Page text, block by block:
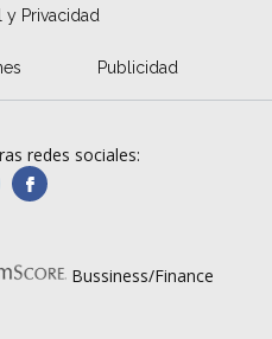
y Privacidad
Publicidad
redes sociales:
manufacturaGE
Bussiness/Finance